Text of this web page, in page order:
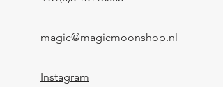
magic@magicmoonshop.nl
Instagram